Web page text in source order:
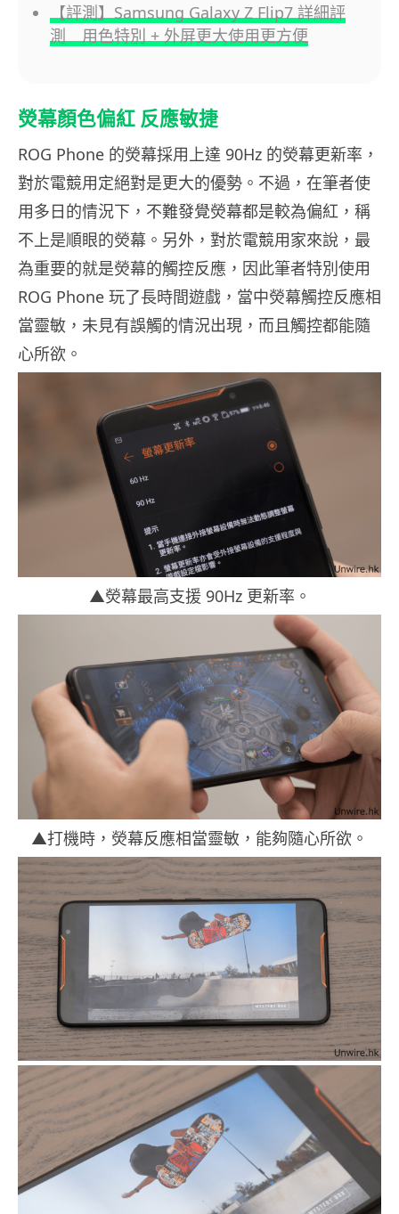
【評測】Samsung Galaxy Z Flip7 詳細評
測 用色特別 + 外屏更大使用更方便
熒幕顏色偏紅 反應敏捷
ROG Phone 的熒幕採用上達 90Hz 的熒幕更新率，
對於電競用定絕對是更大的優勢。不過，在筆者使
用多日的情況下，不難發覺熒幕都是較為偏紅，稱
不上是順眼的熒幕。另外，對於電競用家來說，最
為重要的就是熒幕的觸控反應，因此筆者特別使用
ROG Phone 玩了長時間遊戲，當中熒幕觸控反應相
當靈敏，未見有誤觸的情況出現，而且觸控都能隨
心所欲。
▲熒幕最高支援 90Hz 更新率。
▲打機時，熒幕反應相當靈敏，能夠隨心所欲。